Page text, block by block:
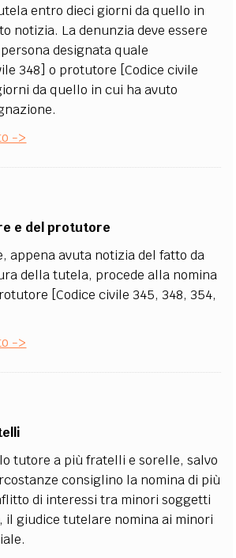
entro dieci giorni da quello in
notizia. La denunzia deve essere
designata quale
348] o protutore [Codice civile
da quello in cui ha avuto
->
e del protutore
appena avuta notizia del fatto da
della tutela, procede alla nomina
[Codice civile 345, 348, 354,
->
tutore a più fratelli e sorelle, salvo
consiglino la nomina di più
di interessi tra minori soggetti
il giudice tutelare nomina ai minori